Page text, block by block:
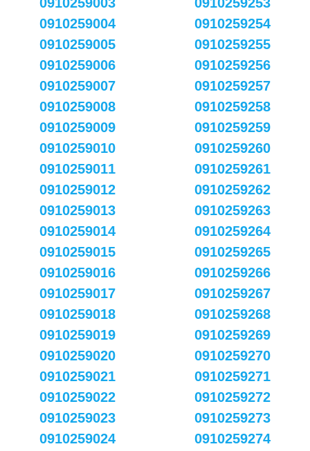
0910259004
0910259005
0910259006
0910259007
0910259008
0910259009
0910259010
0910259011
0910259012
0910259013
0910259014
0910259015
0910259016
0910259017
0910259018
0910259019
0910259020
0910259021
0910259022
0910259023
0910259024
0910259254
0910259255
0910259256
0910259257
0910259258
0910259259
0910259260
0910259261
0910259262
0910259263
0910259264
0910259265
0910259266
0910259267
0910259268
0910259269
0910259270
0910259271
0910259272
0910259273
0910259274